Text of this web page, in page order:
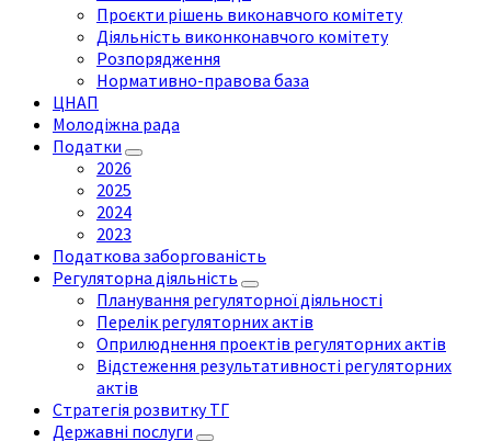
Проєкти рішень виконавчого комітету
Діяльність виконконавчого комітету
Розпорядження
Нормативно-правова база
ЦНАП
Молодіжна рада
Податки
2026
2025
2024
2023
Податкова заборгованість
Регуляторна діяльність
Планування регуляторної діяльності
Перелік регуляторних актів
Оприлюднення проектів регуляторних актів
Відстеження результативності регуляторних
актів
Стратегія розвитку ТГ
Державні послуги